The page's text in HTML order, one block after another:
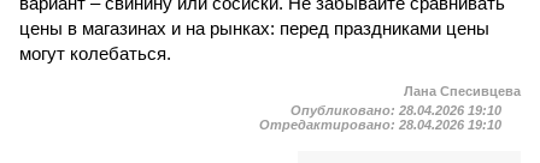
цены в магазинах и на рынках: перед праздниками цены
могут колебаться.
Лана Спесивцева
Опубликовано: 28.04.2026 19:10
Отредактировано: 28.04.2026 19:10